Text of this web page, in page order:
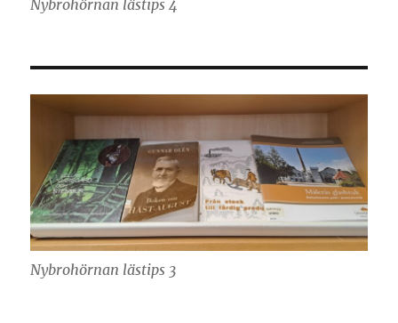
Nybrohörnan lästips 4
Nybrohörnan lästips 3